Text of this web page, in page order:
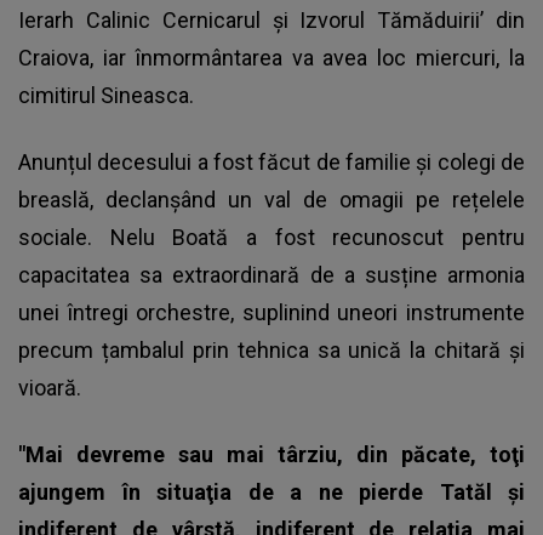
Ierarh Calinic Cernicarul și Izvorul Tămăduirii’ din
Craiova, iar înmormântarea va avea loc miercuri, la
cimitirul Sineasca.
Anunțul decesului a fost făcut de familie și colegi de
breaslă, declanșând un val de omagii pe rețelele
sociale. Nelu Boată a fost recunoscut pentru
capacitatea sa extraordinară de a susține armonia
unei întregi orchestre, suplinind uneori instrumente
precum țambalul prin tehnica sa unică la chitară și
vioară.
"Mai devreme sau mai târziu, din păcate, toţi
ajungem în situaţia de a ne pierde Tatăl şi
indiferent de vârstă, indiferent de relaţia mai